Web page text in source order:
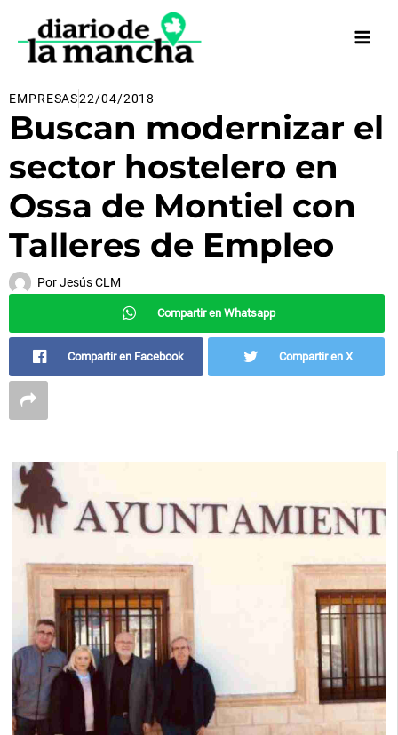
contenido
EMPRESAS22/04/2018
Buscan modernizar el
sector hostelero en
Ossa de Montiel con
Talleres de Empleo
PorJesús CLM
Compartir en Whatsapp
Compartir en Facebook Compartir en X